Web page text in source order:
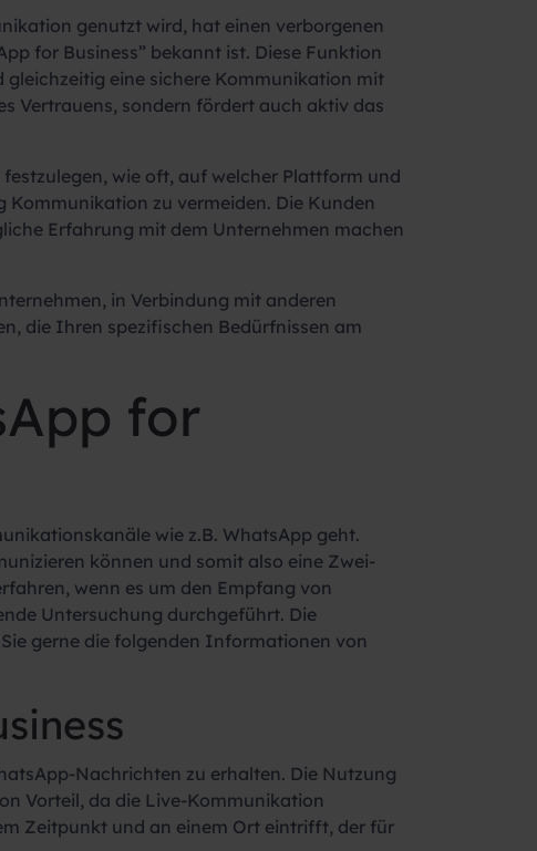
genutzt wird, hat einen verborgenen
for Business” bekannt ist. Diese Funktion
eine sichere Kommunikation mit
Vertrauens, sondern fördert auch aktiv das
wie oft, auf welcher Plattform und
zu vermeiden. Die Kunden
Erfahrung mit dem Unternehmen machen
in Verbindung mit anderen
die Ihren spezifischen Bedürfnissen am
for
wie z.B. WhatsApp geht.
können und somit also eine Zwei-
wenn es um den Empfang von
Untersuchung durchgeführt. Die
gerne die folgenden Informationen von
Nachrichten zu erhalten. Die Nutzung
Vorteil, da die Live-Kommunikation
Zeitpunkt und an einem Ort eintrifft, der für